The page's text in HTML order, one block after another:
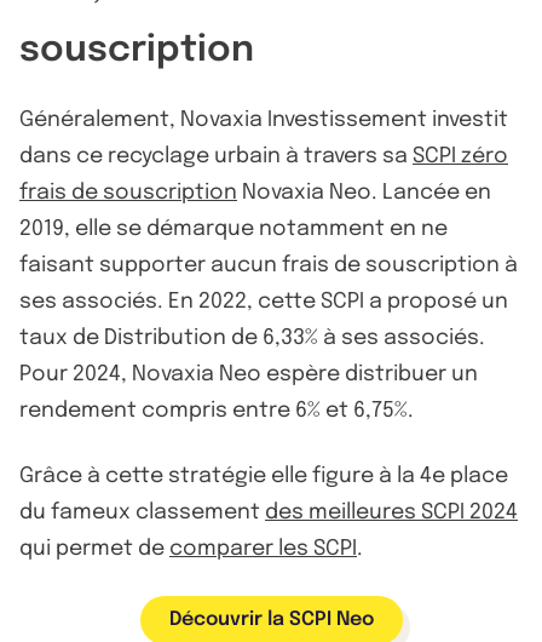
souscription
Généralement, Novaxia Investissement investit
dans ce recyclage urbain à travers sa SCPI zéro
frais de souscription Novaxia Neo. Lancée en
2019, elle se démarque notamment en ne
faisant supporter aucun frais de souscription à
ses associés. En 2022, cette SCPI a proposé un
taux de Distribution de 6,33% à ses associés.
Pour 2024, Novaxia Neo espère distribuer un
rendement compris entre 6% et 6,75%.
Grâce à cette stratégie elle figure à la 4e place
du fameux classement des meilleures SCPI 2024
qui permet de comparer les SCPI .
Découvrir la SCPI Neo